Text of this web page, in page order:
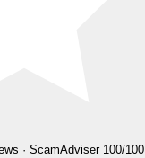
· ScamAdviser 100/100